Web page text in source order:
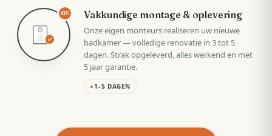
05 Vakkundige montage & oplevering
Onze eigen monteurs realiseren uw nieuwe
badkamer — volledige renovatie in 3 tot 5
dagen. Strak opgeleverd, alles werkend en met
5 jaar garantie.
●1–5 DAGEN